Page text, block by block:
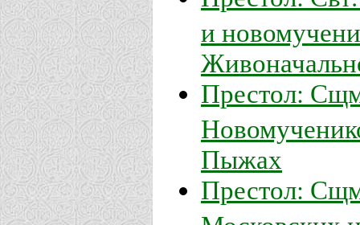
и
Престол:
Пыжах
Престол: